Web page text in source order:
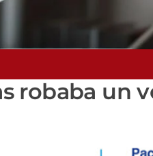
robaba un